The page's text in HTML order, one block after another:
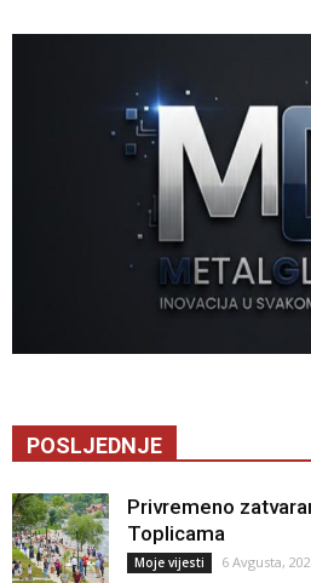
POSLJEDNJE
Privremeno
Toplicama
Moje vijesti 6 Avgusta,